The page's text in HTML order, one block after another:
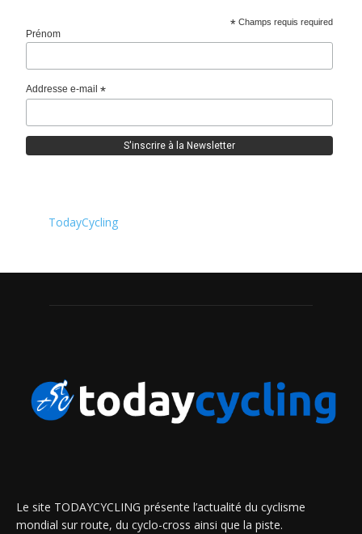
* Champs requis required
Prénom
Addresse e-mail*
TodayCycling
Le site TODAYCYCLING présente l’actualité du cyclisme
mondial sur route, du cyclo-cross ainsi que la piste.